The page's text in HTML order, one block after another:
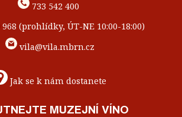
733 542 400
(prohlídky, ÚT-NE 10:00-18:00)
vila@vila.mbrn.cz
Jak se k nám dostanete
MUZEJNÍ VÍNO